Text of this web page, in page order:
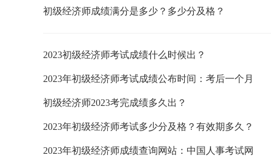
初级经济师成绩满分是多少？多少分及格？
2023初级经济师考试成绩什么时候出？
2023年初级经济师考试成绩公布时间：考后一个月
初级经济师2023考完成绩多久出？
2023年初级经济师考试多少分及格？有效期多久？
2023年初级经济师成绩查询网站：中国人事考试网